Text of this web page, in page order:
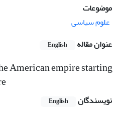
موضوعات
علوم سیاسی
عنوان مقاله
English
American empire starting
نویسندگان English